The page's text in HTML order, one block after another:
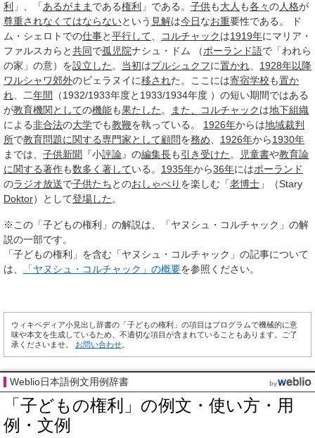
利 」、「あるがまま である権利 」である。 子供も大人 も各々の人格が
尊重されなくてはならないという 見解は今日なお重要性である。 ド
ム・シェロトでの仕事と平行して、 コルチャックは1919年にマリア・
ファルスカらと共同で孤児院ナシュ・ドム （ポーランド語で「われら
の家」の意）を設立した。 当初はプルシュクフに置かれ、 1928年以降
ワルシャワ郊外のビェラヌイに移された。ここには寄宿学校も置か
れ、二年間
（1932/1933年度と1933/1934年度 ）の短い期間ではある
が教育機関としての機能も果たした。 また、 コルチャックは地下組織
による非合法の大学でも教鞭を執っている。 1926年からは地域裁判
所で教育問題に関する専門家として顧問を務め、 1926年から1930年
までは、 子供新聞 『小評論』の編集長も引き受けた。 児童書や教育論
に関する著作も数多く 著している。 1935年から36年にはポーランド
のラジオ放送で子供たちとのおしゃべり を楽しむ「老博士 」（Stary
Doktor）として登場した。
※この「子どもの権利」の解説は、「ヤヌシュ・コルチャック」の解
説の一部です。
「子どもの権利」を含む「ヤヌシュ・コルチャック」の記事について
は、
「ヤヌシュ・コルチャック」の概要を参照ください。
ウィキペディア小見出し辞書の「子どもの権利」の項目はプログラムで機械的に意
味や本文を生成しているため、不適切な項目が含まれていることもあります。ご了
承くださいませ。 お問い合わせ。
Weblio日本語例文用例辞書
「子どもの権利」の例文・使い方・用
例・文例